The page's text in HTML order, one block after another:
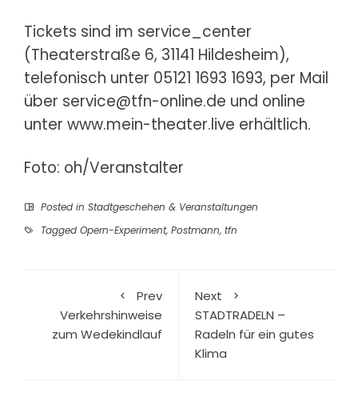
Tickets sind im service_center
(Theaterstraße 6, 31141 Hildesheim),
telefonisch unter 05121 1693 1693, per Mail
über service@tfn-online.de und online
unter www.mein-theater.live erhältlich.
Foto: oh/Veranstalter
Posted in Stadtgeschehen & Veranstaltungen
Tagged Opern-Experiment, Postmann, tfn
Prev
Verkehrshinweise
zum Wedekindlauf
Next
STADTRADELN –
Radeln für ein gutes
Klima